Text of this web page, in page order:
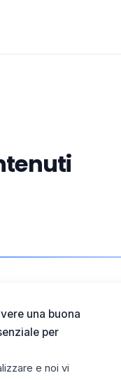
una buona
per
e noi vi